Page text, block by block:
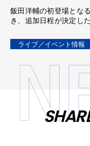
飯田洋輔の初登場とな
き、追加日程が決定した
ライブ／イベント情報